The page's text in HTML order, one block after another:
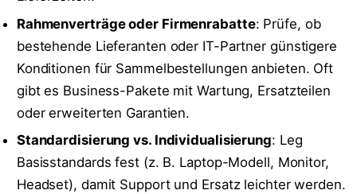
Rahmenverträge oder Firmenrabatte: Prüfe, ob
bestehende Lieferanten oder IT-Partner günstigere
Konditionen für Sammelbestellungen anbieten. Oft
gibt es Business-Pakete mit Wartung, Ersatzteilen
oder erweiterten Garantien.
Standardisierung vs. Individualisierung: Leg
Basisstandards fest (z. B. Laptop-Modell, Monitor,
Headset), damit Support und Ersatz leichter werden.